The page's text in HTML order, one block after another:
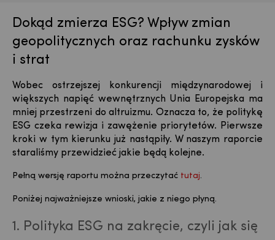
Dokąd zmierza ESG? Wpływ zmian
geopolitycznych oraz rachunku zysków
i strat
Wobec ostrzejszej konkurencji międzynarodowej i
większych napięć wewnętrznych Unia Europejska ma
mniej przestrzeni do altruizmu. Oznacza to, że politykę
ESG czeka rewizja i zawężenie priorytetów. Pierwsze
kroki w tym kierunku już nastąpiły. W naszym raporcie
staraliśmy przewidzieć jakie będą kolejne.
Pełną wersję raportu można przeczytać tutaj.
Poniżej najważniejsze wnioski, jakie z niego płyną.
1. Polityka ESG na zakręcie, czyli jak się